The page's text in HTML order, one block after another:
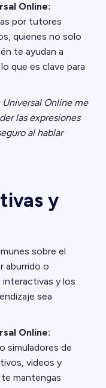
Online:
por tutores
quienes no solo
te ayudan a
que es clave para
Online me
las expresiones
al hablar
y
sobre el
aburrido o
interactivas y los
sea
Online:
simuladores de
videos y
mantengas